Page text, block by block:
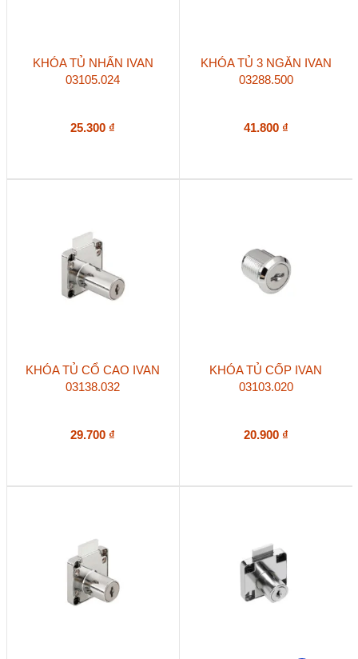
KHÓA TỦ NHẤN IVAN
03105.024
25.300 ₫
KHÓA TỦ 3 NGĂN IVAN
03288.500
41.800 ₫
KHÓA TỦ CỔ CAO IVAN
03138.032
29.700 ₫
KHÓA TỦ CỐP IVAN
03103.020
20.900 ₫